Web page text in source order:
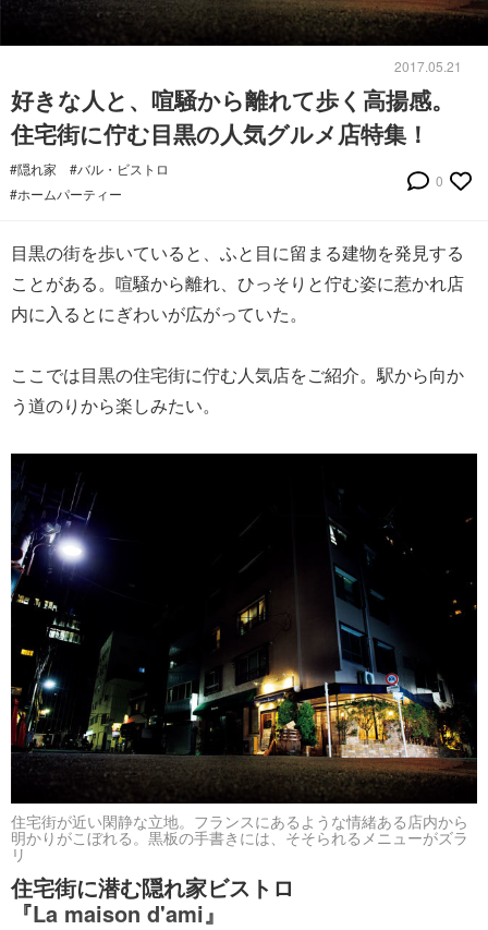
2017.05.21
好きな人と、喧騒から離れて歩く高揚感。
住宅街に佇む目黒の人気グルメ店特集！
#隠れ家
#バル・ビストロ
#ホームパーティー
0
目黒の街を歩いていると、ふと目に留まる建物を発見する
ことがある。喧騒から離れ、ひっそりと佇む姿に惹かれ店
内に入るとにぎわいが広がっていた。
ここでは目黒の住宅街に佇む人気店をご紹介。駅から向か
う道のりから楽しみたい。
住宅街が近い閑静な立地。フランスにあるような情緒ある店内から
明かりがこぼれる。黒板の手書きには、そそられるメニューがズラ
リ
住宅街に潜む隠れ家ビストロ
『La maison d'ami』